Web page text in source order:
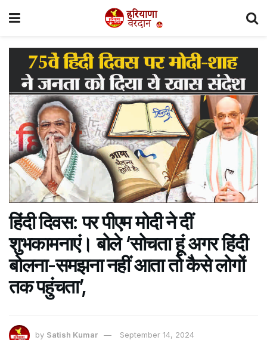
हिंदी दिवस: पर पीएम मोदी ने दीं
शुभकामनाएं। बोले ‘सोचता हूं अगर हिंदी
बोलना-समझना नहीं आता तो कैसे लोगों
तक पहुंचता’,
by Satish Kumar September 14, 2024